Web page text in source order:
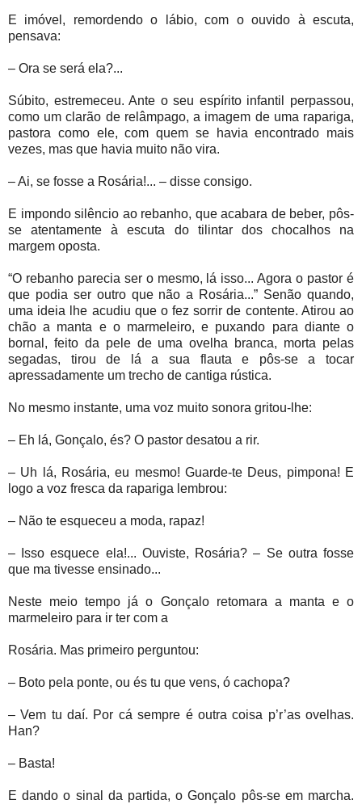
E imóvel, remordendo o lábio, com o ouvido à escuta,
pensava:
– Ora se será ela?...
Súbito, estremeceu. Ante o seu espírito infantil perpassou,
como um clarão de relâmpago, a imagem de uma rapariga,
pastora como ele, com quem se havia encontrado mais
vezes, mas que havia muito não vira.
– Ai, se fosse a Rosária!... – disse consigo.
E impondo silêncio ao rebanho, que acabara de beber, pôs-
se atentamente à escuta do tilintar dos chocalhos na
margem oposta.
“O rebanho parecia ser o mesmo, lá isso... Agora o pastor é
que podia ser outro que não a Rosária...” Senão quando,
uma ideia lhe acudiu que o fez sorrir de contente. Atirou ao
chão a manta e o marmeleiro, e puxando para diante o
bornal, feito da pele de uma ovelha branca, morta pelas
segadas, tirou de lá a sua flauta e pôs-se a tocar
apressadamente um trecho de cantiga rústica.
No mesmo instante, uma voz muito sonora gritou-lhe:
– Eh lá, Gonçalo, és? O pastor desatou a rir.
– Uh lá, Rosária, eu mesmo! Guarde-te Deus, pimpona! E
logo a voz fresca da rapariga lembrou:
– Não te esqueceu a moda, rapaz!
– Isso esquece ela!... Ouviste, Rosária? – Se outra fosse
que ma tivesse ensinado...
Neste meio tempo já o Gonçalo retomara a manta e o
marmeleiro para ir ter com a
Rosária. Mas primeiro perguntou:
– Boto pela ponte, ou és tu que vens, ó cachopa?
– Vem tu daí. Por cá sempre é outra coisa p’r’as ovelhas.
Han?
– Basta!
E dando o sinal da partida, o Gonçalo pôs-se em marcha.